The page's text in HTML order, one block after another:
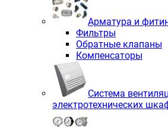
Арматура и
Фильтры
Обратные клапаны
Компенсаторы
Система
электротехнических